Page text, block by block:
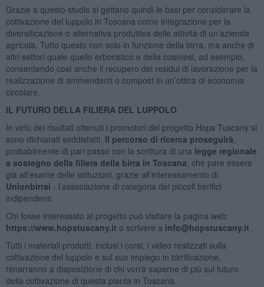
Grazie a questo studio si gettano quindi le basi per considerare la
coltivazione del luppolo in Toscana come integrazione per la
diversificazione o alternativa produttiva delle attività di un’azienda
agricola. Tutto questo non solo in funzione della birra, ma anche di
altri settori quale quello erboristico e della cosmesi, ad esempio,
consentendo così anche il recupero dei residui di lavorazione per la
realizzazione di ammendanti o compost in un’ottica di economia
circolare.
IL FUTURO DELLA FILIERA DEL LUPPOLO
In virtù dei risultati ottenuti i promotori del progetto Hops Tuscany si
sono dichiarati soddisfatti. Il percorso di ricerca proseguirà
probabilmente di pari passo con la scrittura di una legge regionale
a sostegno della filiera della birra in Toscana , che pare essere
già all’esame delle istituzioni, grazie all’interessamento di
Unionbirrai - l’associazione di categoria dei piccoli birrifici
indipendenti.
Chi fosse interessato al progetto può visitare la pagina web:
https://www.hopstuscany.it o scrivere a info@hopstuscany.it
Tutti i materiali prodotti, inclusi i corsi, i video realizzati sulla
coltivazione del luppolo e sul suo impiego in birrificazione,
rimarranno a disposizione di chi vorrà saperne di più sul futuro
della coltivazione di questa pianta in Toscana.